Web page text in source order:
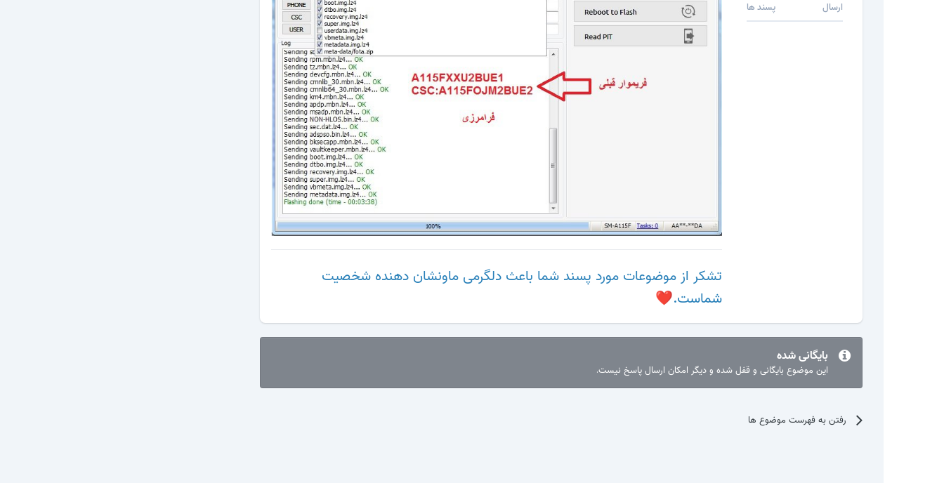
ارسال پسند ها
تشکر از موضوعات مورد پسند شما باعث دلگرمی ماونشان دهنده شخصیت
شماست.❤️
بایگانی شده
این موضوع بایگانی و قفل شده و دیگر امکان ارسال پاسخ نیست.
رفتن به فهرست موضوع ها